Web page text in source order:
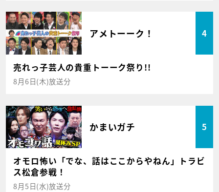
アメトーーク！ 4
売れっ子芸人の貴重トーーク祭り!!
8月6日(木)放送分
かまいガチ 5
オモロ怖い「でな、話はここからやねん」トラビ
ス松倉参戦！
8月5日(水)放送分